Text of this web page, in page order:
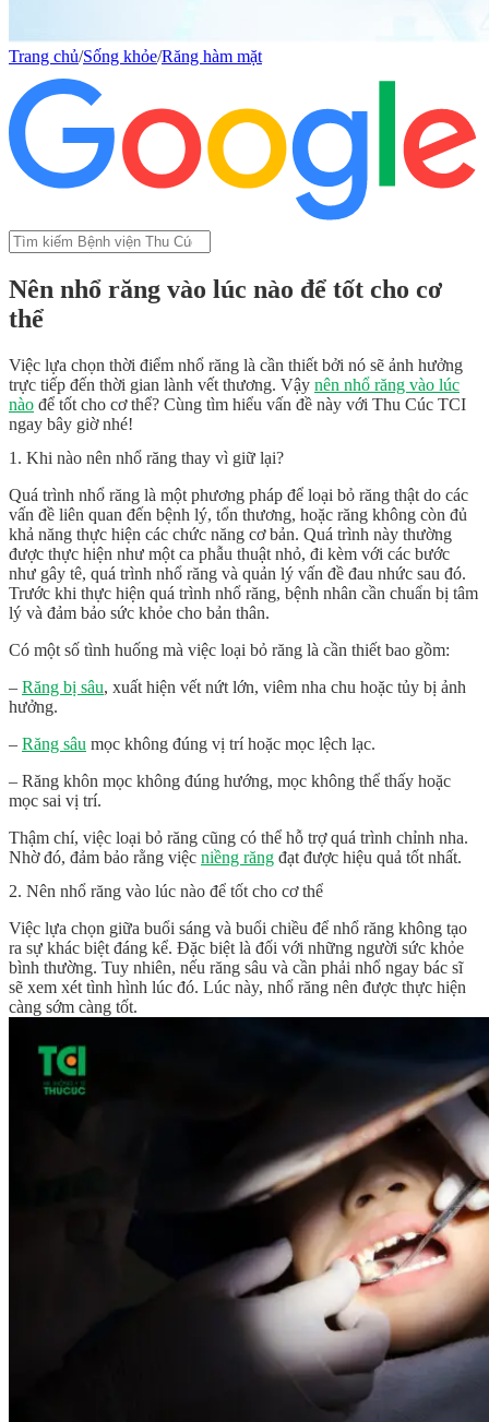
Trang chủ/Sống khỏe/Răng hàm mặt
Nên nhổ răng vào lúc nào để tốt cho cơ
thể
Việc lựa chọn thời điểm nhổ răng là cần thiết bởi nó sẽ ảnh hưởng
trực tiếp đến thời gian lành vết thương. Vậy nên nhổ răng vào lúc
nào để tốt cho cơ thể? Cùng tìm hiểu vấn đề này với Thu Cúc TCI
ngay bây giờ nhé!
1. Khi nào nên nhổ răng thay vì giữ lại?
Quá trình nhổ răng là một phương pháp để loại bỏ răng thật do các
vấn đề liên quan đến bệnh lý, tổn thương, hoặc răng không còn đủ
khả năng thực hiện các chức năng cơ bản. Quá trình này thường
được thực hiện như một ca phẫu thuật nhỏ, đi kèm với các bước
như gây tê, quá trình nhổ răng và quản lý vấn đề đau nhức sau đó.
Trước khi thực hiện quá trình nhổ răng, bệnh nhân cần chuẩn bị tâm
lý và đảm bảo sức khỏe cho bản thân.
Có một số tình huống mà việc loại bỏ răng là cần thiết bao gồm:
– Răng bị sâu, xuất hiện vết nứt lớn, viêm nha chu hoặc tủy bị ảnh
hưởng.
– Răng sâu mọc không đúng vị trí hoặc mọc lệch lạc.
– Răng khôn mọc không đúng hướng, mọc không thể thấy hoặc
mọc sai vị trí.
Thậm chí, việc loại bỏ răng cũng có thể hỗ trợ quá trình chỉnh nha.
Nhờ đó, đảm bảo rằng việc niềng răng đạt được hiệu quả tốt nhất.
2. Nên nhổ răng vào lúc nào để tốt cho cơ thể
Việc lựa chọn giữa buổi sáng và buổi chiều để nhổ răng không tạo
ra sự khác biệt đáng kể. Đặc biệt là đối với những người sức khỏe
bình thường. Tuy nhiên, nếu răng sâu và cần phải nhổ ngay bác sĩ
sẽ xem xét tình hình lúc đó. Lúc này, nhổ răng nên được thực hiện
càng sớm càng tốt.